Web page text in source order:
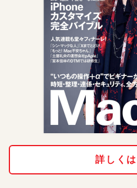
詳しく